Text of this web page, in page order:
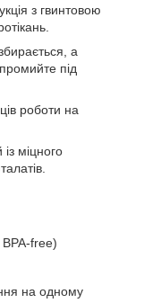
з гвинтовою
а
під
роботи на
міцного
free)
на одному